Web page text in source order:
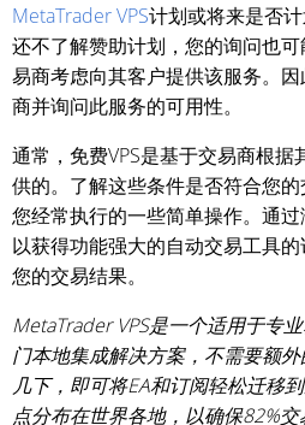
MetaTrader VPS计划或将来是否
还不了解赞助计划，您的询问也
易商考虑向其客户提供该服务。
商并询问此服务的可用性。
通常，免费VPS是基于交易商根
供的。了解这些条件是否符合您
您经常执行的一些简单操作。通
以获得功能强大的自动交易工具
您的交易结果。
MetaTrader VPS是一个适用于专
门本地集成解决方案，不需要额
几下，即可将EA和订阅轻松迁移
点分布在世界各地，以确保82%